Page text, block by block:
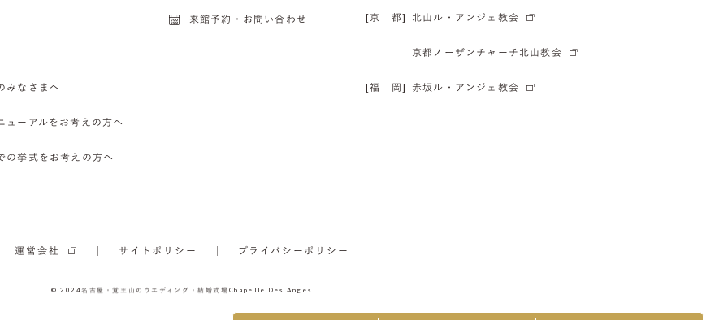
みなさまへ
ューアルをお考えの方へ
の挙式をお考えの方へ
来館予約・お問い合わせ [京 都] 北山ル・アンジェ教会
京都ノーザンチャーチ北山教会
[福 岡] 赤坂ル・アンジェ教会
運営会社 サイトポリシー プライバシーポリシー
© 2024名古屋・覚王山のウエディング・結婚式場 Chapelle Des Anges